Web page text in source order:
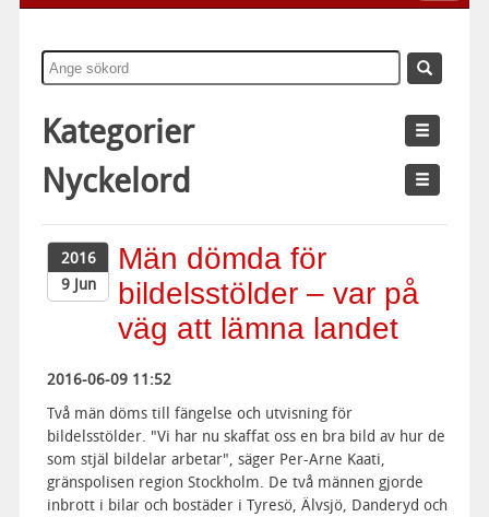
Kategorier
Nyckelord
2016
9 Jun
Män dömda för
bildelsstölder – var på
väg att lämna landet
2016-06-09 11:52
Två män döms till fängelse och utvisning för
bildelsstölder. "Vi har nu skaffat oss en bra bild av hur de
som stjäl bildelar arbetar", säger Per-Arne Kaati,
gränspolisen region Stockholm. De två männen gjorde
inbrott i bilar och bostäder i Tyresö, Älvsjö, Danderyd och